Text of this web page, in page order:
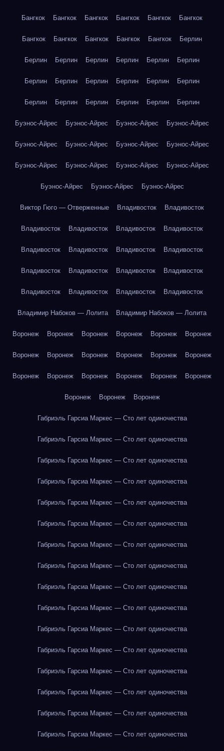
Бангкок Бангкок Бангкок Бангкок Бангкок Бангкок
Бангкок Бангкок Бангкок Бангкок Бангкок Берлин
Берлин Берлин Берлин Берлин Берлин Берлин
Берлин Берлин Берлин Берлин Берлин Берлин
Берлин Берлин Берлин Берлин Берлин Берлин
Буэнос-Айрес Буэнос-Айрес Буэнос-Айрес Буэнос-Айрес
Буэнос-Айрес Буэнос-Айрес Буэнос-Айрес Буэнос-Айрес
Буэнос-Айрес Буэнос-Айрес Буэнос-Айрес Буэнос-Айрес
Буэнос-Айрес Буэнос-Айрес Буэнос-Айрес
Виктор Гюго — Отверженные Владивосток Владивосток
Владивосток Владивосток Владивосток Владивосток
Владивосток Владивосток Владивосток Владивосток
Владивосток Владивосток Владивосток Владивосток
Владивосток Владивосток Владивосток Владивосток
Владимир Набоков — Лолита Владимир Набоков — Лолита
Воронеж Воронеж Воронеж Воронеж Воронеж Воронеж
Воронеж Воронеж Воронеж Воронеж Воронеж Воронеж
Воронеж Воронеж Воронеж Воронеж Воронеж Воронеж
Воронеж Воронеж Воронеж
Габриэль Гарсиа Маркес — Сто лет одиночества
Габриэль Гарсиа Маркес — Сто лет одиночества
Габриэль Гарсиа Маркес — Сто лет одиночества
Габриэль Гарсиа Маркес — Сто лет одиночества
Габриэль Гарсиа Маркес — Сто лет одиночества
Габриэль Гарсиа Маркес — Сто лет одиночества
Габриэль Гарсиа Маркес — Сто лет одиночества
Габриэль Гарсиа Маркес — Сто лет одиночества
Габриэль Гарсиа Маркес — Сто лет одиночества
Габриэль Гарсиа Маркес — Сто лет одиночества
Габриэль Гарсиа Маркес — Сто лет одиночества
Габриэль Гарсиа Маркес — Сто лет одиночества
Габриэль Гарсиа Маркес — Сто лет одиночества
Габриэль Гарсиа Маркес — Сто лет одиночества
Габриэль Гарсиа Маркес — Сто лет одиночества
Габриэль Гарсиа Маркес — Сто лет одиночества